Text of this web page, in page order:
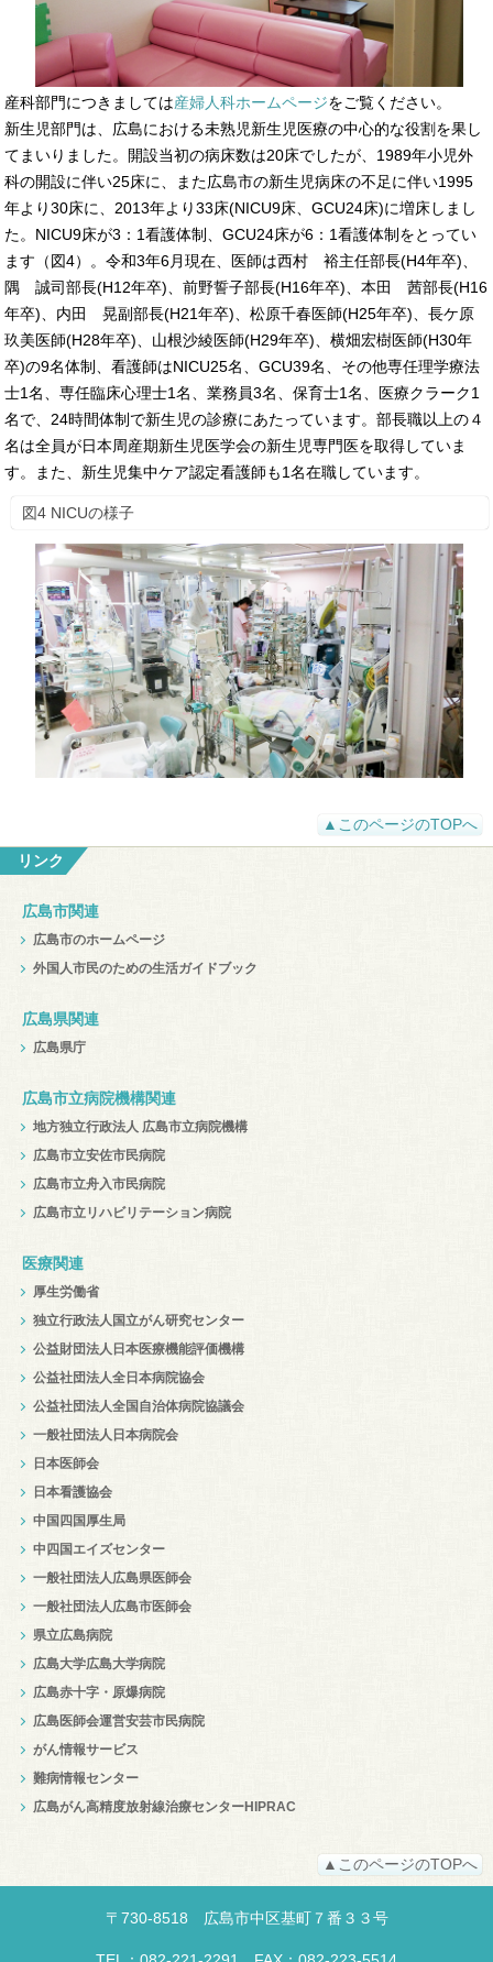
産科部門につきましては産婦人科ホームページをご覧ください。
新生児部門は、広島における未熟児新生児医療の中心的な役割を果し
てまいりました。開設当初の病床数は20床でしたが、1989年小児外
科の開設に伴い25床に、また広島市の新生児病床の不足に伴い1995
年より30床に、2013年より33床(NICU9床、GCU24床)に増床しまし
た。NICU9床が3：1看護体制、GCU24床が6：1看護体制をとってい
ます（図4）。令和3年6月現在、医師は西村 裕主任部長(H4年卒)、
隅 誠司部長(H12年卒)、前野誓子部長(H16年卒)、本田 茜部長(H16
年卒)、内田 晃副部長(H21年卒)、松原千春医師(H25年卒)、長ケ原
玖美医師(H28年卒)、山根沙綾医師(H29年卒)、横畑宏樹医師(H30年
卒)の9名体制、看護師はNICU25名、GCU39名、その他専任理学療法
士1名、専任臨床心理士1名、業務員3名、保育士1名、医療クラーク1
名で、24時間体制で新生児の診療にあたっています。部長職以上の４
名は全員が日本周産期新生児医学会の新生児専門医を取得していま
す。また、新生児集中ケア認定看護師も1名在職しています。
図4 NICUの様子
▲このページのTOPへ
リンク
広島市関連
広島市のホームページ
外国人市民のための生活ガイドブック
広島県関連
広島県庁
広島市立病院機構関連
地方独立行政法人 広島市立病院機構
広島市立安佐市民病院
広島市立舟入市民病院
広島市立リハビリテーション病院
医療関連
厚生労働省
独立行政法人国立がん研究センター
公益財団法人日本医療機能評価機構
公益社団法人全日本病院協会
公益社団法人全国自治体病院協議会
一般社団法人日本病院会
日本医師会
日本看護協会
中国四国厚生局
中四国エイズセンター
一般社団法人広島県医師会
一般社団法人広島市医師会
県立広島病院
広島大学広島大学病院
広島赤十字・原爆病院
広島医師会運営安芸市民病院
がん情報サービス
難病情報センター
広島がん高精度放射線治療センターHIPRAC
▲このページのTOPへ
〒 730-8518 広島市中区基町７番３３号